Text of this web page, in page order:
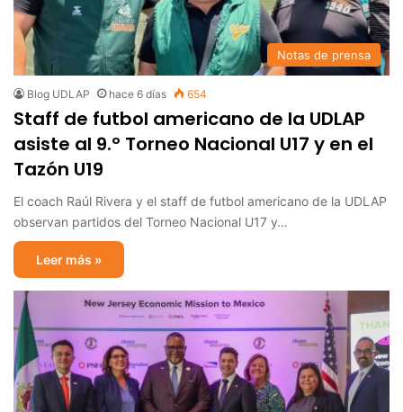
Notas de prensa
Blog UDLAP hace 6 días 654
Staff de futbol americano de la UDLAP
asiste al 9.º Torneo Nacional U17 y en el
Tazón U19
El coach Raúl Rivera y el staff de futbol americano de la UDLAP
observan partidos del Torneo Nacional U17 y…
Leer más »